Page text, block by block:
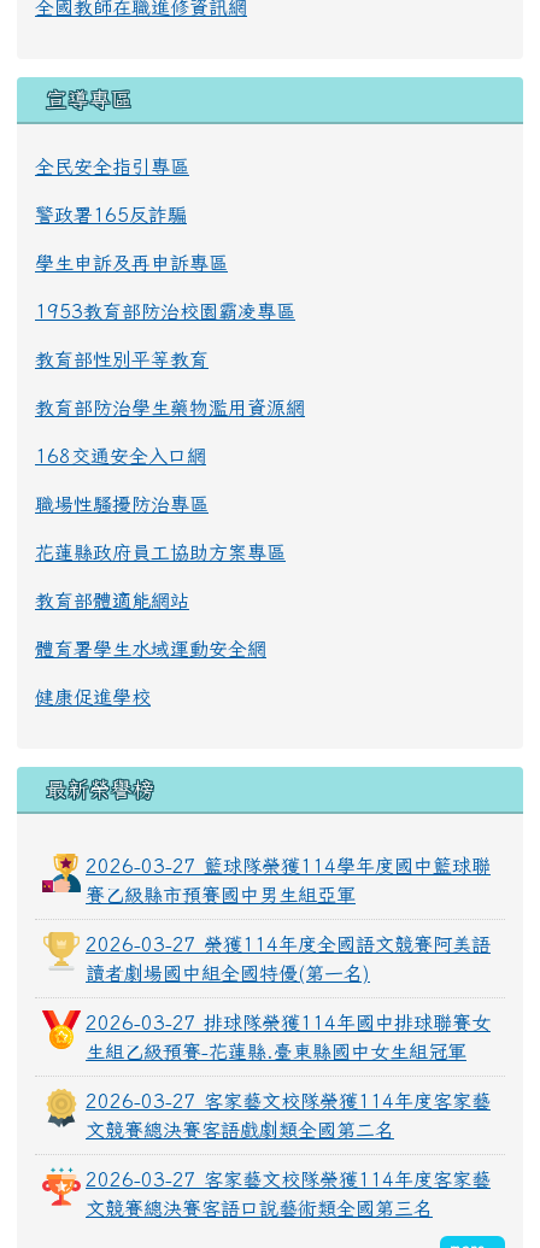
全國教師在職進修資訊網
宣導專區
全民安全指引專區
警政署165反詐騙
學生申訴及再申訴專區
1953教育部防治校園霸凌專區
教育部性別平等教育
教育部防治學生藥物濫用資源網
168交通安全入口網
職場性騷擾防治專區
花蓮縣政府員工協助方案專區
教育部體適能網站
體育署學生水域運動安全網
健康促進學校
最新榮譽榜
2026-03-27 籃球隊榮獲114學年度國中籃球聯
賽乙級縣市預賽國中男生組亞軍
2026-03-27 榮獲114年度全國語文競賽阿美語
讀者劇場國中組全國特優(第一名)
2026-03-27 排球隊榮獲114年國中排球聯賽女
生組乙級預賽-花蓮縣.臺東縣國中女生組冠軍
2026-03-27 客家藝文校隊榮獲114年度客家藝
文競賽總決賽客語戲劇類全國第二名
2026-03-27 客家藝文校隊榮獲114年度客家藝
文競賽總決賽客語口說藝術類全國第三名